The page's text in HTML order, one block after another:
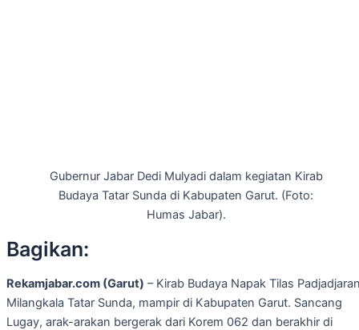
Gubernur Jabar Dedi Mulyadi dalam kegiatan Kirab
Budaya Tatar Sunda di Kabupaten Garut. (Foto:
Humas Jabar).
Bagikan:
Rekamjabar.com (Garut) – Kirab Budaya Napak Tilas
Milangkala Tatar Sunda, mampir di Kabupaten Garut. Sancang
Lugay, arak-arakan bergerak dari Korem 062 dan berakhir di